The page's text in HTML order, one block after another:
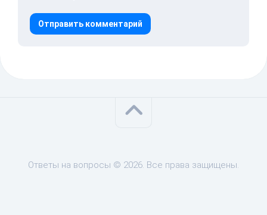
Ответы на вопросы © 2026. Все права защищены.